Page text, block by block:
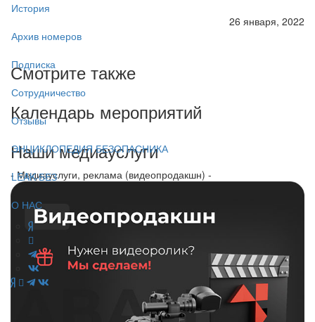
История
Архив номеров
Подписка
Сотрудничество
Отзывы
ЭНЦИКЛОПЕДИЯ БЕЗОПАСНИКА
LEAK-БЕЗ
О НАС
26 января, 2022
Смотрите также
Календарь мероприятий
Наши медиауслуги
- Медиауслуги, реклама (видеопродакшн) -